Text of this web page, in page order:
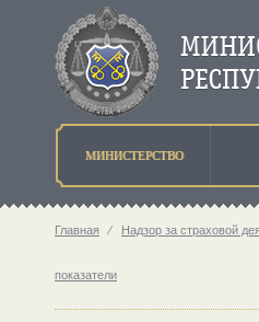
МИНИСТЕРСТВО
Главная ⁄ Надзор за страховой
показатели